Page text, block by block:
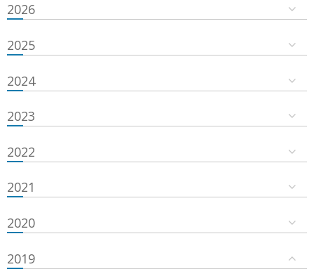
2026
2025
2024
2023
2022
2021
2020
2019